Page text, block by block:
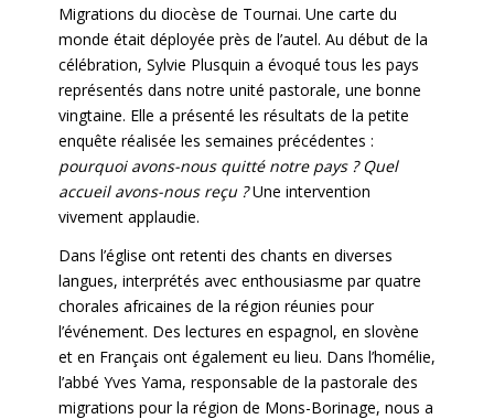
Migrations du diocèse de Tournai. Une carte du
monde était déployée près de l’autel. Au début de la
célébration, Sylvie Plusquin a évoqué tous les pays
représentés dans notre unité pastorale, une bonne
vingtaine. Elle a présenté les résultats de la petite
enquête réalisée les semaines précédentes :
pourquoi avons-nous quitté notre pays ? Quel
accueil avons-nous reçu ?Une intervention
vivement applaudie.
Dans l’église ont retenti des chants en diverses
langues, interprétés avec enthousiasme par quatre
chorales africaines de la région réunies pour
l’événement. Des lectures en espagnol, en slovène
et en Français ont également eu lieu. Dans l’homélie,
l’abbé Yves Yama, responsable de la pastorale des
migrations pour la région de Mons-Borinage, nous a